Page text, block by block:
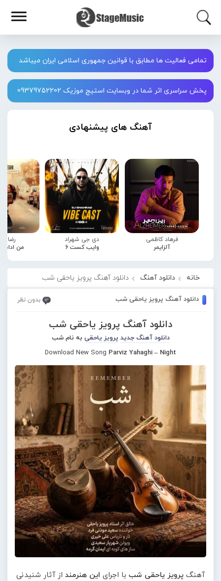
تمامی فعالیت ها مطابق با قوانین جمهوری اسلامی ایران میباشد
پخش سراسری اثر شما در وبسایت استیج موزیک 09379752202
آهنگ های پیشنهادی
فرهاد کاظمی
آلزایمر
دی جی شهراد
وایب کست 6
رضا
من
خانه دانلود آهنگ دانلود آهنگ پرویز یاحقی شب
دانلود آهنگ پرویز یاحقی شب بدون نظر
دانلود آهنگ پرویز یاحقی شب
دانلود آهنگ جدید پرویز یاحقی به نام شب
Download New Song Parviz Yahaghi – Night
آهنگ پرویز یاحقی شب با اجرای این هنرمند از آثار شنیدنی